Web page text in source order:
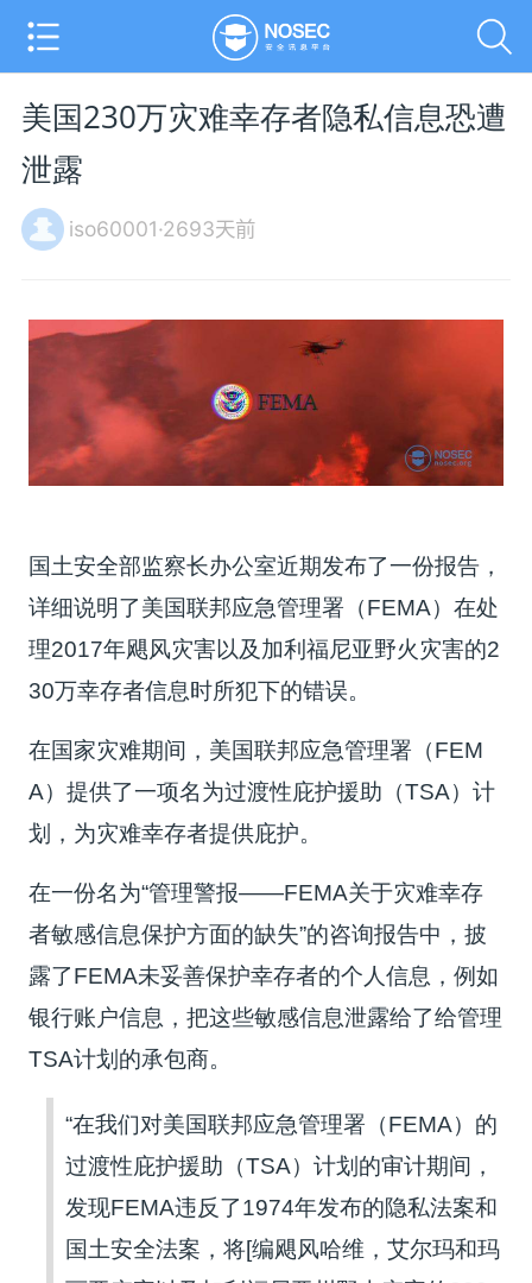
美国230万灾难幸存者隐私信息恐遭
泄露
iso60001·2693天前
国土安全部监察长办公室近期发布了一份报告，
详细说明了美国联邦应急管理署（FEMA）在处
理2017年飓风灾害以及加利福尼亚野火灾害的2
30万幸存者信息时所犯下的错误。
在国家灾难期间，美国联邦应急管理署（FEM
A）提供了一项名为过渡性庇护援助（TSA）计
划，为灾难幸存者提供庇护。
在一份名为“管理警报——FEMA关于灾难幸存
者敏感信息保护方面的缺失”的咨询报告中，披
露了FEMA未妥善保护幸存者的个人信息，例如
银行账户信息，把这些敏感信息泄露给了给管理
TSA计划的承包商。
“在我们对美国联邦应急管理署（FEMA）的
过渡性庇护援助（TSA）计划的审计期间，
发现FEMA违反了1974年发布的隐私法案和
国土安全法案，将[编飓风哈维，艾尔玛和玛